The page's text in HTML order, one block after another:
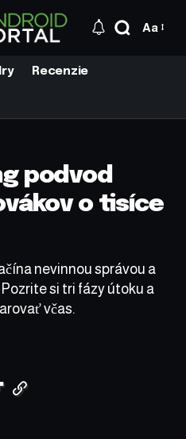
Aa
Recenzie
podvod
o tisíce
nevinnou správou a
si tri fázy útoku a
včas.